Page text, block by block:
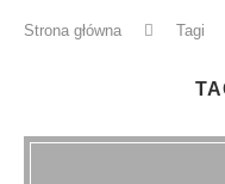
Strona główna Tagi